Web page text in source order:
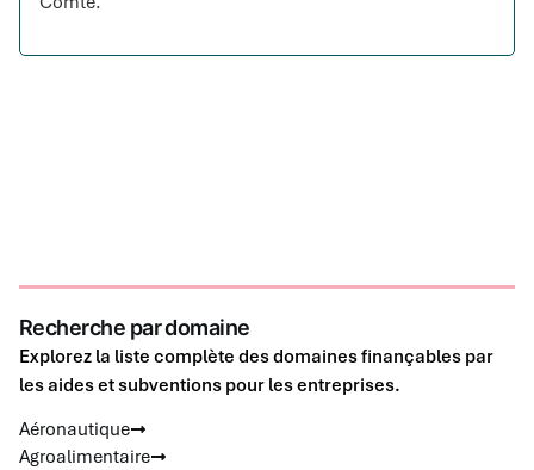
Recherche par domaine
Explorez la liste complète des domaines finançables par
les aides et subventions pour les entreprises.
Aéronautique
Agroalimentaire